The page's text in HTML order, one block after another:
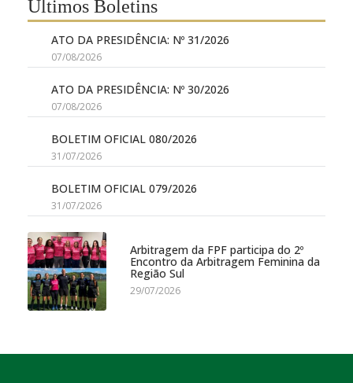
Últimos Boletins
ATO DA PRESIDÊNCIA: Nº 31/2026
07/08/2026
ATO DA PRESIDÊNCIA: Nº 30/2026
07/08/2026
BOLETIM OFICIAL 080/2026
31/07/2026
BOLETIM OFICIAL 079/2026
31/07/2026
Arbitragem da FPF participa do 2º
Encontro da Arbitragem Feminina da
Região Sul
29/07/2026